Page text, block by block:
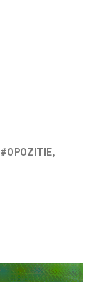
OPOZITIE